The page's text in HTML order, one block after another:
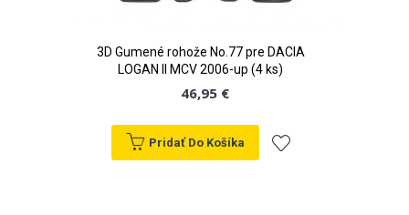
3D Gumené rohože No.77 pre DACIA
LOGAN II MCV 2006-up (4 ks)
46,95 €
Pridať Do Košíka